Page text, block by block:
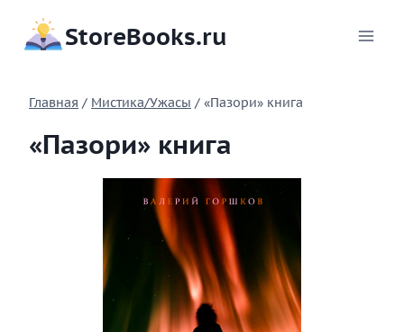
содержимому
StoreBooks.ru
Главная / Мистика/Ужасы / «Пазори» книга
«Пазори» книга